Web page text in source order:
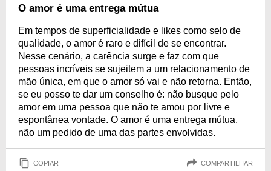
O amor é uma entrega mútua
Em tempos de superficialidade e likes como selo de
qualidade, o amor é raro e difícil de se encontrar.
Nesse cenário, a carência surge e faz com que
pessoas incríveis se sujeitem a um relacionamento de
mão única, em que o amor só vai e não retorna. Então,
se eu posso te dar um conselho é: não busque pelo
amor em uma pessoa que não te amou por livre e
espontânea vontade. O amor é uma entrega mútua,
não um pedido de uma das partes envolvidas.
COPIAR COMPARTILHAR